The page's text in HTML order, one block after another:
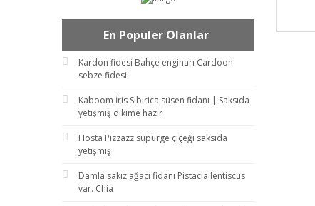
En Populer Olanlar
Kardon fidesi Bahçe enginarı Cardoon
sebze fidesi
Kaboom İris Sibirica süsen fidanı | Saksıda
yetişmiş dikime hazır
Hosta Pizzazz süpürge çiçeği saksıda
yetişmiş
Damla sakız ağacı fidanı Pistacia lentiscus
var. Chia